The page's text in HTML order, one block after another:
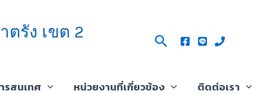
รัง เขต 2 Search
สนเทศ หน่วยงานที่เกี่ยวข้อง ติดต่อเรา